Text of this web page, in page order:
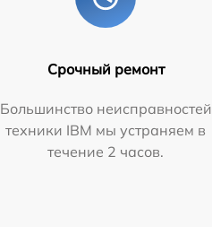
Срочный ремонт
Большинство неисправностей
техники IBM мы устраняем в
течение 2 часов.